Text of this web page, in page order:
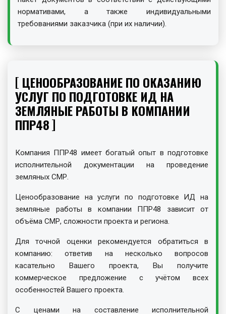
нормативами, а также индивидуальными
требованиями заказчика (при их наличии).
ЦЕНООБРАЗОВАНИЕ ПО ОКАЗАНИЮ
УСЛУГ ПО ПОДГОТОВКЕ ИД НА
ЗЕМЛЯНЫЕ РАБОТЫ В КОМПАНИИ
ППР48
Компания ППР48 имеет богатый опыт в подготовке
исполнительной документации на проведение
земляных СМР.
Ценообразование на услуги по подготовке ИД на
земляные работы в компании ППР48 зависит от
объёма СМР, сложности проекта и региона.
Для точной оценки рекомендуется обратиться в
компанию: ответив на несколько вопросов
касательно Вашего проекта, Вы получите
коммерческое предложение с учётом всех
особенностей Вашего проекта.
С ценами на составление исполнительной